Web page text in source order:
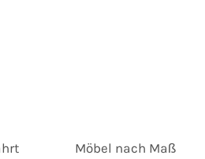
Möbel nach Maß